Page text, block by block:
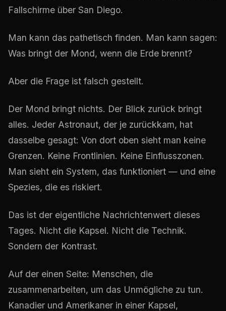
Fallschirme über San Diego.
Man kann das pathetisch finden. Man kann sagen:
Was bringt der Mond, wenn die Erde brennt?
Aber die Frage ist falsch gestellt.
Der Mond bringt nichts. Der Blick zurück bringt
alles. Jeder Astronaut, der je zurückkam, hat
dasselbe gesagt: Von dort oben sieht man keine
Grenzen. Keine Frontlinien. Keine Einflusszonen.
Man sieht ein System, das funktioniert — und eine
Spezies, die es riskiert.
Das ist der eigentliche Nachrichtenwert dieses
Tages. Nicht die Kapsel. Nicht die Technik.
Sondern der Kontrast.
Auf der einen Seite: Menschen, die
zusammenarbeiten, um das Unmögliche zu tun.
Kanadier und Amerikaner in einer Kapsel,